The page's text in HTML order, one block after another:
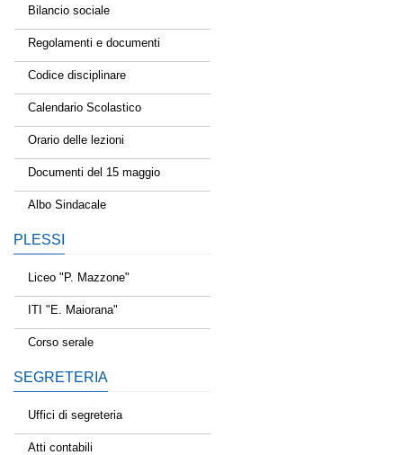
Bilancio sociale
Regolamenti e documenti
Codice disciplinare
Calendario Scolastico
Orario delle lezioni
Documenti del 15 maggio
Albo Sindacale
PLESSI
Liceo "P. Mazzone"
ITI "E. Maiorana"
Corso serale
SEGRETERIA
Uffici di segreteria
Atti contabili